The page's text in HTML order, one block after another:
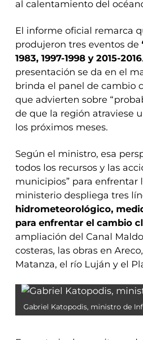
al calentamiento del
El informe oficial remarca
produjeron tres eventos de
1983, 1997-1998 y 2015-2016
presentación se da en el
brinda el panel de cambio
que advierten sobre
de que la región atraviese
los próximos meses.
Según el ministro, esa
todos los recursos y las
municipios” para enfrentar
ministerio despliega tres
hidrometeorológico,
para enfrentar el cambio
ampliación del Canal
costeras, las obras en
Matanza, el río Luján y el
Gabriel Katopodis, ministro de